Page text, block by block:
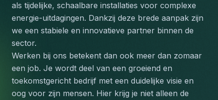
als tijdelijke, schaalbare installaties voor complexe
energie-uitdagingen. Dankzij deze brede aanpak zijn
we een stabiele en innovatieve partner binnen de
sector.
Werken bij ons betekent dan ook meer dan zomaar
een job. Je wordt deel van een groeiend en
toekomstgericht bedrijf met een duidelijke visie en
oog voor zijn mensen. Hier krijg je niet alleen de